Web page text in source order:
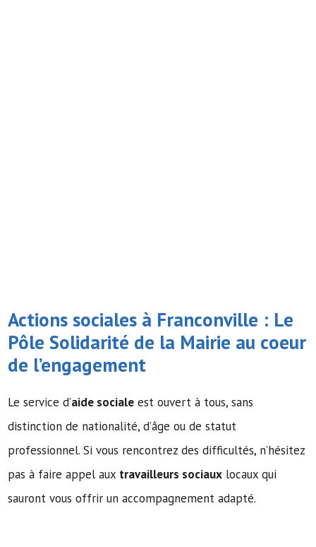
Actions sociales à Franconville : Le
Pôle Solidarité de la Mairie au coeur
de l’engagement
Le service d’aide sociale est ouvert à tous, sans
distinction de nationalité, d’âge ou de statut
professionnel. Si vous rencontrez des difficultés, n’hésitez
pas à faire appel aux travailleurs sociaux locaux qui
sauront vous offrir un accompagnement adapté.